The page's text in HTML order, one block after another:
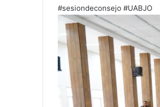
#sesiondeconsejo #UABJO